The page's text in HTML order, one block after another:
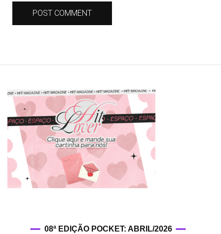
08ª EDIÇÃO POCKET: ABRIL/2026